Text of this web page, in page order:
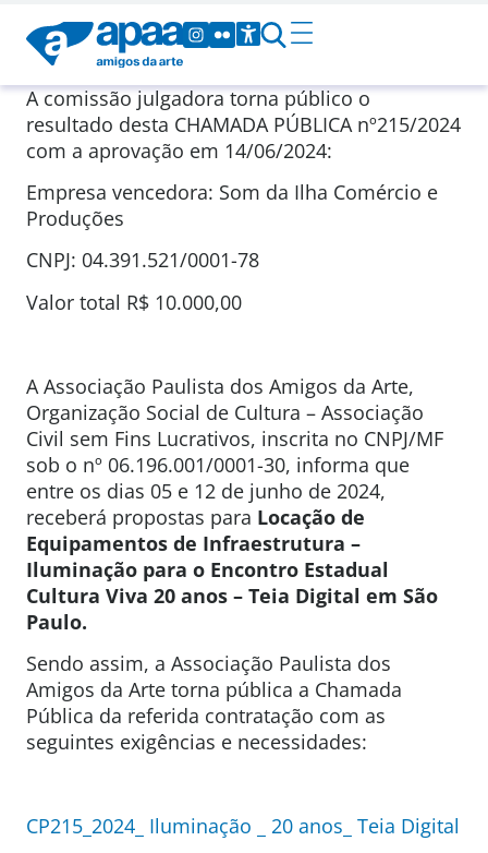
A comissão julgadora torna público o
resultado desta CHAMADA PÚBLICA nº215/2024
com a aprovação em 14/06/2024:
Empresa vencedora: Som da Ilha Comércio e
Produções
CNPJ: 04.391.521/0001-78
Valor total R$ 10.000,00
A Associação Paulista dos Amigos da Arte,
Organização Social de Cultura – Associação
Civil sem Fins Lucrativos, inscrita no CNPJ/MF
sob o nº 06.196.001/0001-30, informa que
entre os dias 05 e 12 de junho de 2024,
receberá propostas para Locação de
Equipamentos de Infraestrutura –
Iluminação para o Encontro Estadual
Cultura Viva 20 anos – Teia Digital em São
Paulo.
Sendo assim, a Associação Paulista dos
Amigos da Arte torna pública a Chamada
Pública da referida contratação com as
seguintes exigências e necessidades:
CP215_2024_ Iluminação _ 20 anos_ Teia Digital